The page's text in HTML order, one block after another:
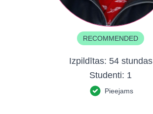
RECOMMENDED
Izpildītas: 54 stundas
Studenti: 1
Pieejams